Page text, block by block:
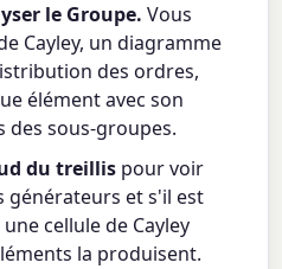
le Groupe. Vous
Cayley, un diagramme
des ordres,
élément avec son
des sous-groupes.
du treillis pour voir
générateurs et s'il est
cellule de Cayley
la produisent.